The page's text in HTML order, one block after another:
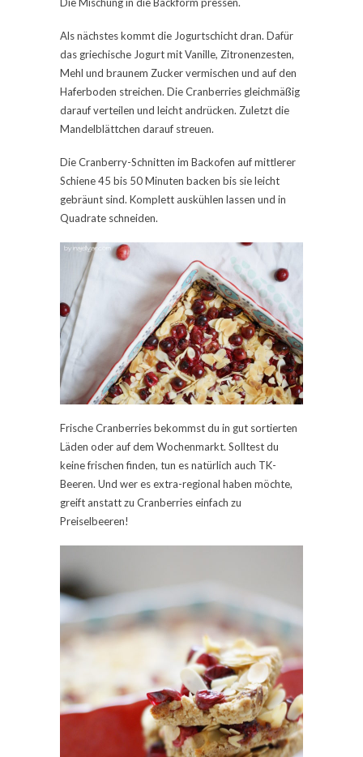
Als nächstes kommt die Jogurtschicht dran. Dafür
das griechische Jogurt mit Vanille, Zitronenzesten,
Mehl und braunem Zucker vermischen und auf den
Haferboden streichen. Die Cranberries gleichmäßig
darauf verteilen und leicht andrücken. Zuletzt die
Mandelblättchen darauf streuen.
Die Cranberry-Schnitten im Backofen auf mittlerer
Schiene 45 bis 50 Minuten backen bis sie leicht
gebräunt sind. Komplett auskühlen lassen und in
Quadrate schneiden.
Frische Cranberries bekommst du in gut sortierten
Läden oder auf dem Wochenmarkt. Solltest du
keine frischen finden, tun es natürlich auch TK-
Beeren. Und wer es extra-regional haben möchte,
greift anstatt zu Cranberries einfach zu
Preiselbeeren!